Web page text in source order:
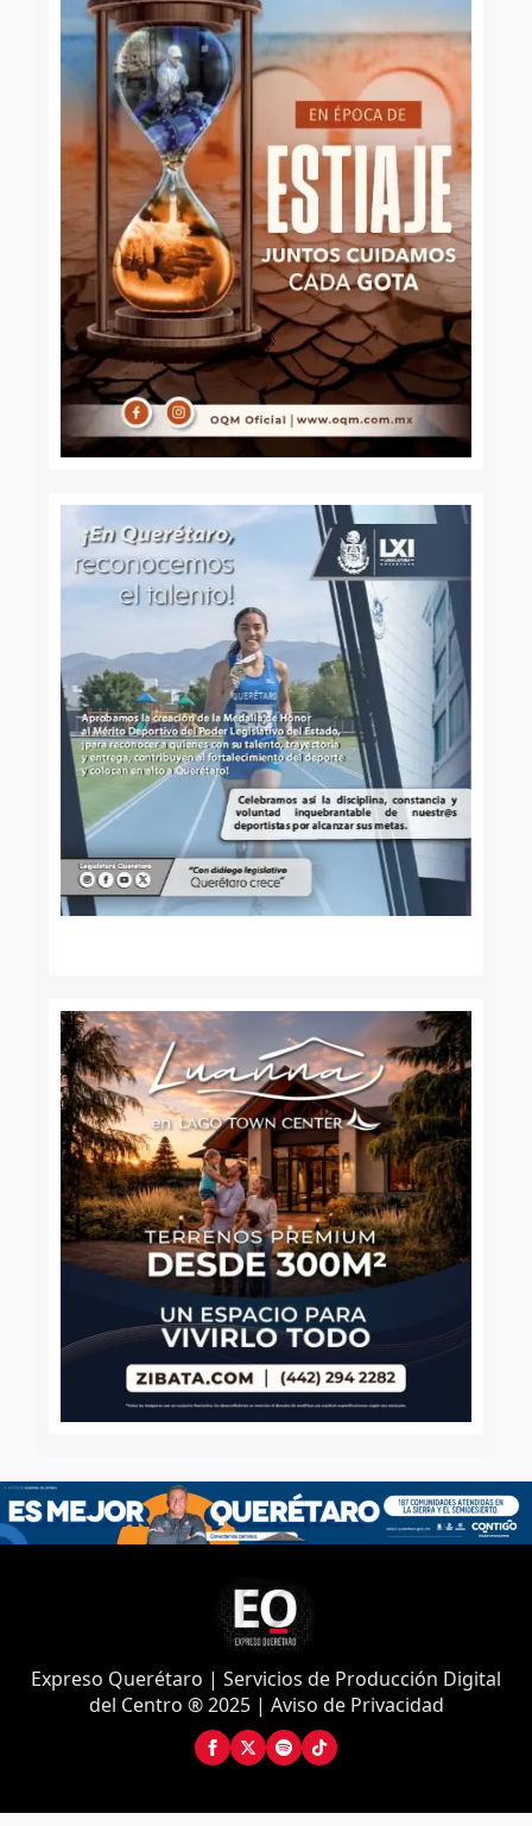
Expreso Querétaro | Servicios de Producción Digital
del Centro ® 2025 | Aviso de Privacidad